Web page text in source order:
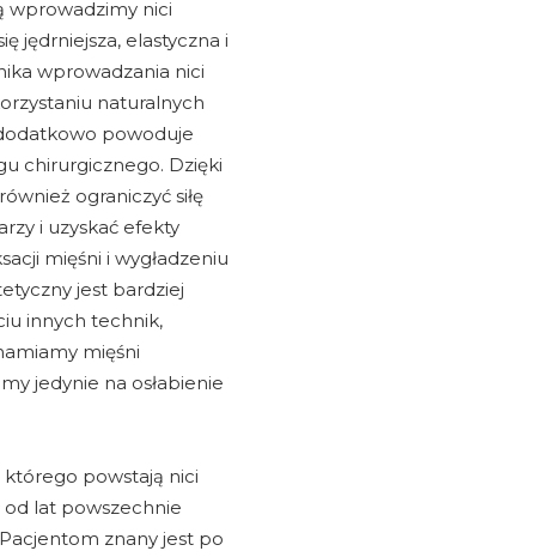
wprowadzimy nici
jędrniejsza, elastyczna i
wprowadzania nici
naturalnych
powoduje
chirurgicznego. Dzięki
ograniczyć siłę
i uzyskać efekty
mięśni i wygładzeniu
jest bardziej
innych technik,
mięśni
jedynie na osłabienie
którego powstają nici
lat powszechnie
znany jest po